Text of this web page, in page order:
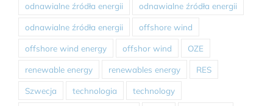
odnawialne źródła energii odnawialne źródła energii
odnawialne źródła energii offshore wind
offshore wind energy offshor wind OZE
renewable energy renewables energy RES
Szwecja technologia technology